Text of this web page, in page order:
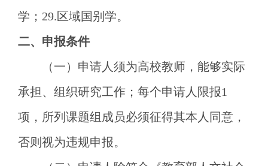
学；29.区域国别学。
二、申报条件
（一）申请人须为高校教师，能够实际
承担、组织研究工作；每个申请人限报1
项，所列课题组成员必须征得其本人同意，
否则视为违规申报。